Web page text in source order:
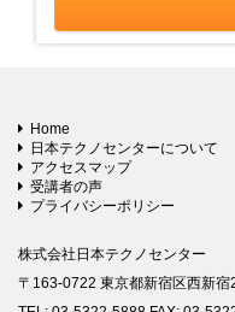
Home
日本テクノセンターについて
アクセスマップ
受講者の声
プライバシーポリシー
株式会社日本テクノセンター
〒163-0722 東京都新宿区西新